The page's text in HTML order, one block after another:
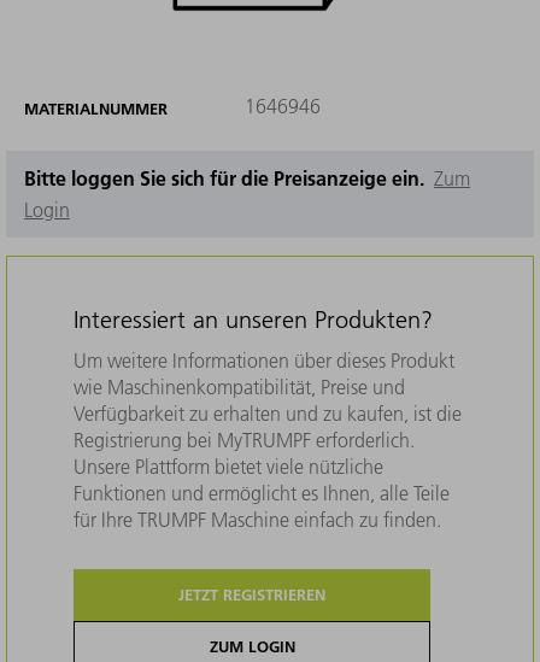
MATERIALNUMMER 1646946
Bitte loggen Sie sich für die Preisanzeige ein. Zum
Login
Interessiert an unseren Produkten?
Um weitere Informationen über dieses Produkt
wie Maschinenkompatibilität, Preise und
Verfügbarkeit zu erhalten und zu kaufen, ist die
Registrierung bei MyTRUMPF erforderlich.
Unsere Plattform bietet viele nützliche
Funktionen und ermöglicht es Ihnen, alle Teile
für Ihre TRUMPF Maschine einfach zu finden.
JETZT REGISTRIEREN
ZUM LOGIN